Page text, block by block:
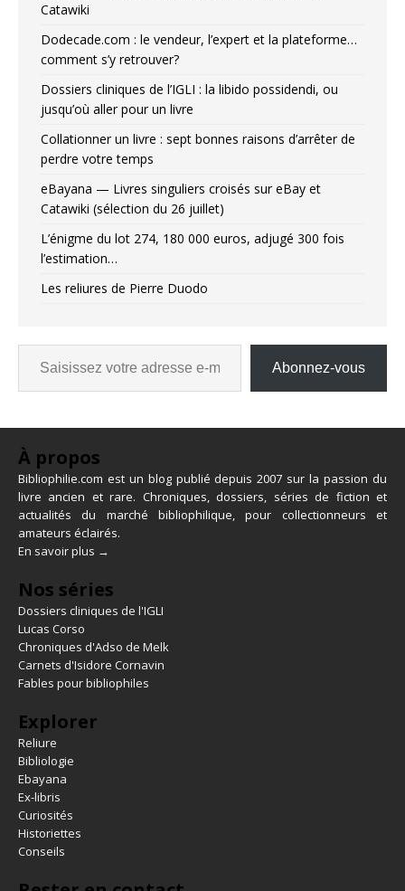
Catawiki
Dodecade.com : le vendeur, l’expert et la plateforme…
comment s’y retrouver?
Dossiers cliniques de l’IGLI : la libido possidendi, ou
jusqu’où aller pour un livre
Collationner un livre : sept bonnes raisons d’arrêter de
perdre votre temps
eBayana — Livres singuliers croisés sur eBay et
Catawiki (sélection du 26 juillet)
L’énigme du lot 274, 180 000 euros, adjugé 300 fois
l’estimation…
Les reliures de Pierre Duodo
Abonnez-vous
À propos
Bibliophilie.com est un blog publié depuis 2007 sur la passion du
livre ancien et rare. Chroniques, dossiers, séries de fiction et
actualités du marché bibliophilique, pour collectionneurs et
amateurs éclairés.
En savoir plus →
Nos séries
Dossiers cliniques de l'IGLI
Lucas Corso
Chroniques d'Adso de Melk
Carnets d'Isidore Cornavin
Fables pour bibliophiles
Explorer
Reliure
Bibliologie
Ebayana
Ex-libris
Curiosités
Historiettes
Conseils